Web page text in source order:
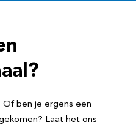
ben je ergens een
Laat het ons